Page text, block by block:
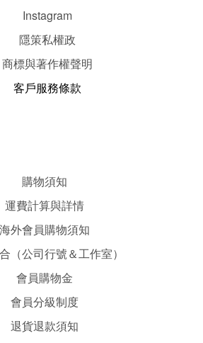
Instagram
隱策私權政
商標與著作權聲明
客戶服務條款
購物須知
運費計算與詳情
海外會員購物須知
（公司行號＆工作室）
會員購物金
會員分級制度
退貨退款須知